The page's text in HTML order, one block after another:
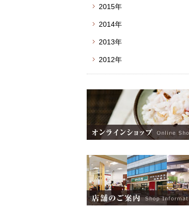
2015年
2014年
2013年
2012年